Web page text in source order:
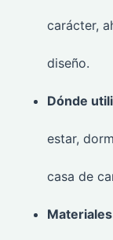
carácter,
diseño.
Dónde
estar,
casa de